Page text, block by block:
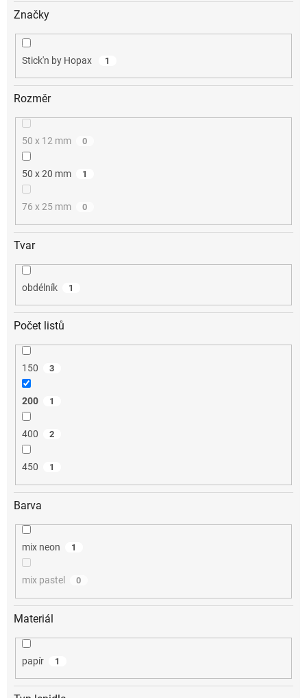
Značky
Stick'n by Hopax 1
Rozměr
50 x 12 mm 0
50 x 20 mm 1
76 x 25 mm 0
Tvar
obdélník 1
Počet listů
150 3
200 1
400 2
450 1
Barva
mix neon 1
mix pastel 0
Materiál
papír 1